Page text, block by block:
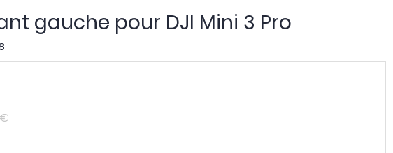
gauche pour DJI Mini 3 Pro
€